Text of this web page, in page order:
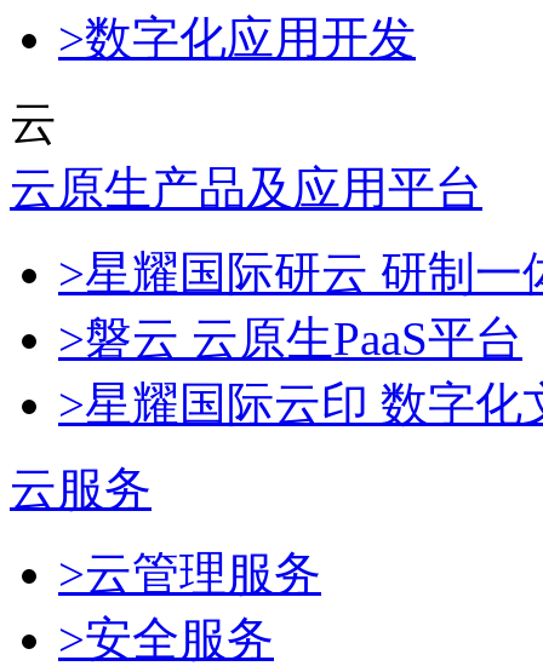
>数字化应用开发
云
云原生产品及应用平台
>星耀国际研云 研制
>磐云 云原生PaaS平台
>星耀国际云印 数字化
云服务
>云管理服务
>安全服务